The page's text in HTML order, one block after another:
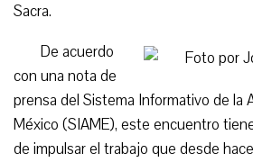
Sacra.
De acuerdo
con una nota de
prensa del Sistema Informativo de la
México (SIAME), este encuentro
de impulsar el trabajo que desde